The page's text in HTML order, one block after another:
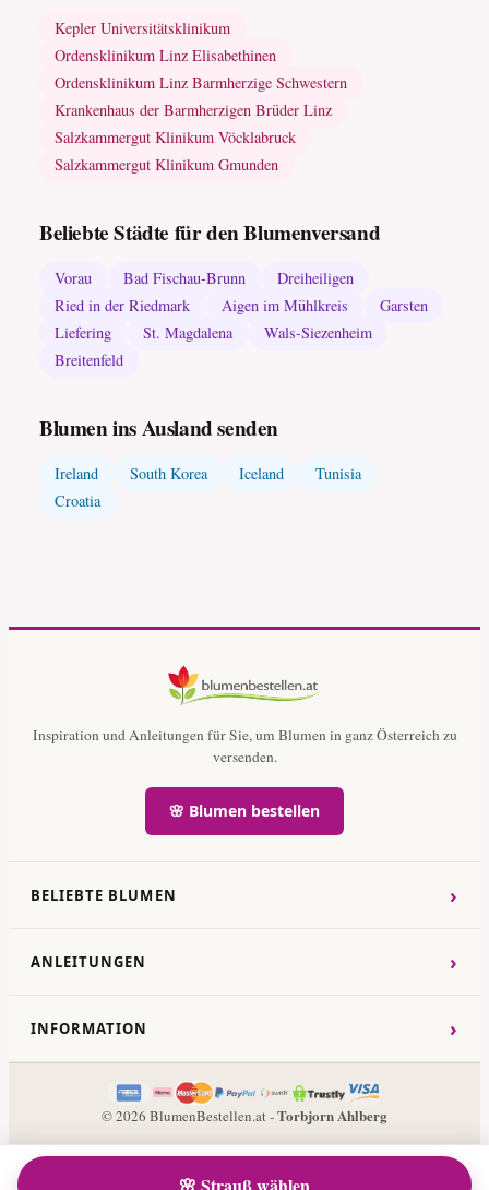
Kepler Universitätsklinikum
Ordensklinikum Linz Elisabethinen
Ordensklinikum Linz Barmherzige Schwestern
Krankenhaus der Barmherzigen Brüder Linz
Salzkammergut Klinikum Vöcklabruck
Salzkammergut Klinikum Gmunden
Beliebte Städte für den Blumenversand
Vorau Bad Fischau-Brunn
Dreiheiligen
Ried in der Riedmark
Aigen im Mühlkreis
Garsten
Liefering
St. Magdalena
Wals-Siezenheim
Breitenfeld
Blumen ins Ausland senden
Ireland South Korea Iceland
Tunisia
Croatia
Inspiration und Anleitungen für Sie, um Blumen in ganz Österreich zu
versenden.
🌸 Blumen bestellen
BELIEBTE BLUMEN ›
ANLEITUNGEN ›
INFORMATION ›
© 2026 BlumenBestellen.at -Torbjorn Ahlberg